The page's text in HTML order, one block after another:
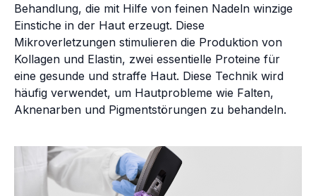
Behandlung, die mit Hilfe von feinen Nadeln winzige
Einstiche in der Haut erzeugt. Diese
Mikroverletzungen stimulieren die Produktion von
Kollagen und Elastin, zwei essentielle Proteine für
eine gesunde und straffe Haut. Diese Technik wird
häufig verwendet, um Hautprobleme wie Falten,
Aknenarben und Pigmentstörungen zu behandeln.